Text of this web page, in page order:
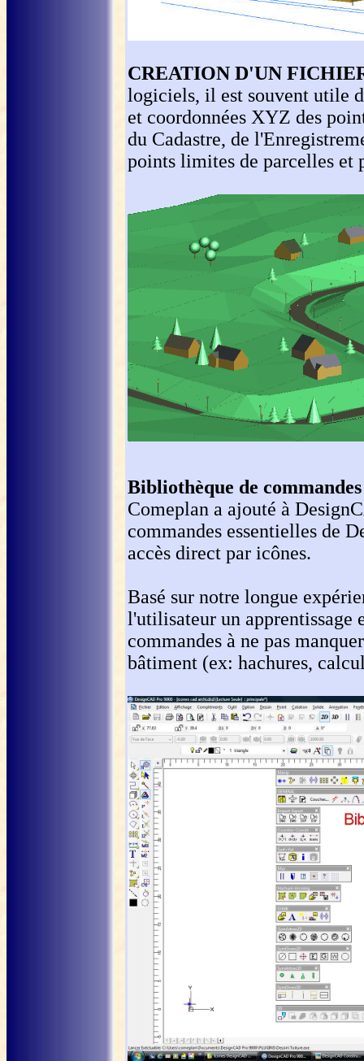
CREATION D'UN
logiciels, il est souvent utile
et coordonnées XYZ des
du Cadastre, de
points limites de parcelles et
Bibliothèque de
Comeplan a ajouté à
commandes essentielles de
accès direct par icônes.
Basé sur notre longue
l'utilisateur un apprentissage
commandes à ne pas
bâtiment (ex: hachures,